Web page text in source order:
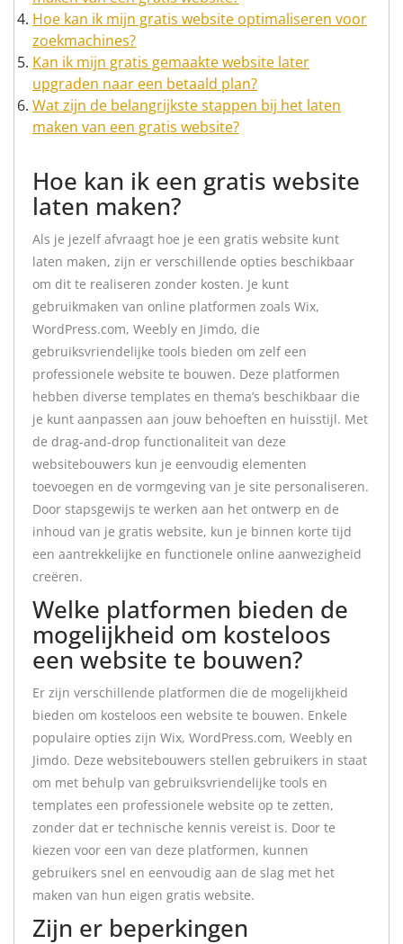
Hoe kan ik mijn gratis website optimaliseren voor
zoekmachines?
Kan ik mijn gratis gemaakte website later
upgraden naar een betaald plan?
Wat zijn de belangrijkste stappen bij het laten
maken van een gratis website?
Hoe kan ik een gratis website
laten maken?
Als je jezelf afvraagt hoe je een gratis website kunt
laten maken, zijn er verschillende opties beschikbaar
om dit te realiseren zonder kosten. Je kunt
gebruikmaken van online platformen zoals Wix,
WordPress.com, Weebly en Jimdo, die
gebruiksvriendelijke tools bieden om zelf een
professionele website te bouwen. Deze platformen
hebben diverse templates en thema’s beschikbaar die
je kunt aanpassen aan jouw behoeften en huisstijl. Met
de drag-and-drop functionaliteit van deze
websitebouwers kun je eenvoudig elementen
toevoegen en de vormgeving van je site personaliseren.
Door stapsgewijs te werken aan het ontwerp en de
inhoud van je gratis website, kun je binnen korte tijd
een aantrekkelijke en functionele online aanwezigheid
creëren.
Welke platformen bieden de
mogelijkheid om kosteloos
een website te bouwen?
Er zijn verschillende platformen die de mogelijkheid
bieden om kosteloos een website te bouwen. Enkele
populaire opties zijn Wix, WordPress.com, Weebly en
Jimdo. Deze websitebouwers stellen gebruikers in staat
om met behulp van gebruiksvriendelijke tools en
templates een professionele website op te zetten,
zonder dat er technische kennis vereist is. Door te
kiezen voor een van deze platformen, kunnen
gebruikers snel en eenvoudig aan de slag met het
maken van hun eigen gratis website.
Zijn er beperkingen